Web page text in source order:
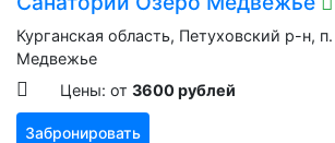
Курганская область, Петуховский р-н,
Медвежье
Цены: от 3600 рублей
Забронировать